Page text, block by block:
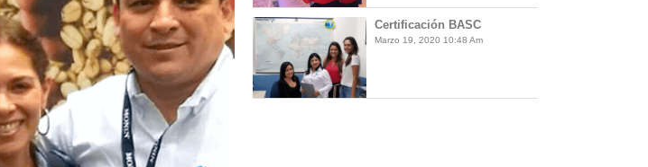
Certificación BASC
Marzo 19, 2020 10:48 Am